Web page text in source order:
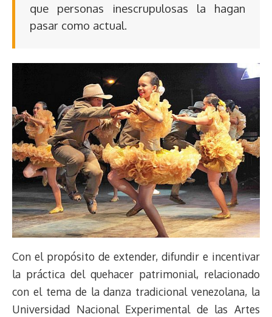
que personas inescrupulosas la hagan
pasar como actual.
Con el propósito de extender, difundir e incentivar
la práctica del quehacer patrimonial, relacionado
con el tema de la danza tradicional venezolana, la
Universidad Nacional Experimental de las Artes